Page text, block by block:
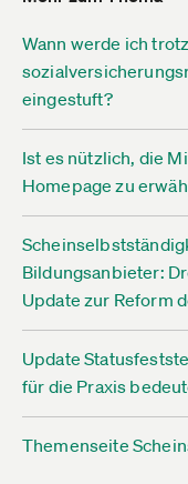
Wann werde ich
eingestuft?
Ist es nützlich, die
Homepage zu
Bildungsanbieter:
Update zur Reform
Update
für die Praxis
Themenseite